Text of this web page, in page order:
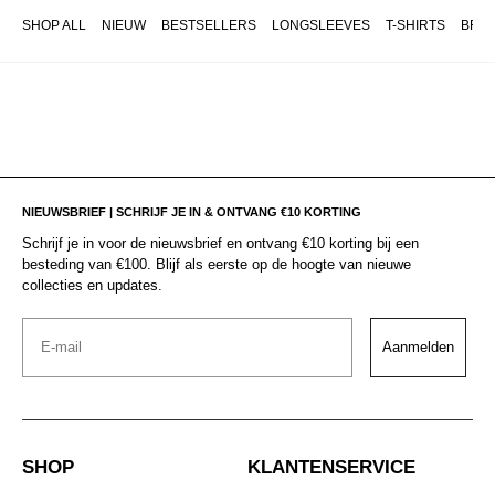
SHOP ALL NIEUW BESTSELLERS LONGSLEEVES T-SHIRTS
NIEUWSBRIEF | SCHRIJF JE IN & ONTVANG €10 KORTING
Schrijf je in voor de nieuwsbrief en ontvang €10 korting bij een
besteding van €100. Blijf als eerste op de hoogte van nieuwe
collecties en updates.
Email
Aanmelden
SHOP KLANTENSERVICE